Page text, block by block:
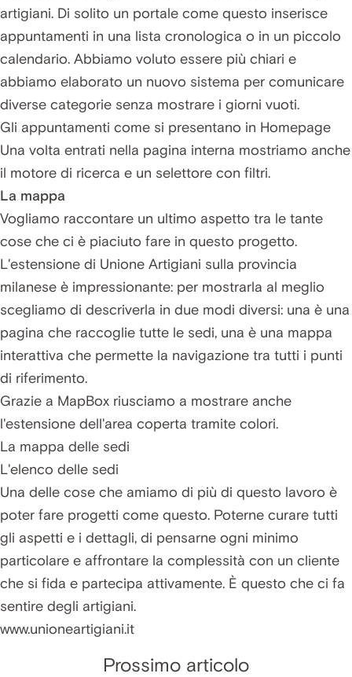
artigiani. Di solito un portale come questo inserisce
appuntamenti in una lista cronologica o in un piccolo
calendario. Abbiamo voluto essere più chiari e
abbiamo elaborato un nuovo sistema per comunicare
diverse categorie senza mostrare i giorni vuoti.
Gli appuntamenti come si presentano in Homepage
Una volta entrati nella pagina interna mostriamo anche
il motore di ricerca e un selettore con filtri.
La mappa
Vogliamo raccontare un ultimo aspetto tra le tante
cose che ci è piaciuto fare in questo progetto.
L'estensione di Unione Artigiani sulla provincia
milanese è impressionante: per mostrarla al meglio
scegliamo di descriverla in due modi diversi: una è una
pagina che raccoglie tutte le sedi, una è una mappa
interattiva che permette la navigazione tra tutti i punti
di riferimento.
Grazie a MapBox riusciamo a mostrare anche
l'estensione dell'area coperta tramite colori.
La mappa delle sedi
L'elenco delle sedi
Una delle cose che amiamo di più di questo lavoro è
poter fare progetti come questo. Poterne curare tutti
gli aspetti e i dettagli, di pensarne ogni minimo
particolare e affrontare la complessità con un cliente
che si fida e partecipa attivamente. È questo che ci fa
sentire degli artigiani.
www.unioneartigiani.it
Prossimo articolo